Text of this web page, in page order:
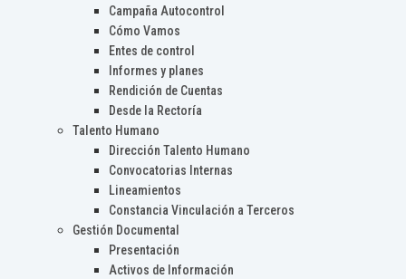
Campaña Autocontrol
Cómo Vamos
Entes de control
Informes y planes
Rendición de Cuentas
Desde la Rectoría
Talento Humano
Dirección Talento Humano
Convocatorias Internas
Lineamientos
Constancia Vinculación a Terceros
Gestión Documental
Presentación
Activos de Información